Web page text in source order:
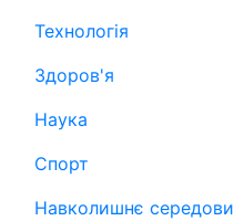
Технологія
Здоров'я
Наука
Спорт
Навколишнє